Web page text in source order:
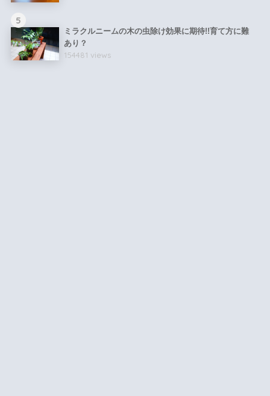
5
ミラクルニームの木の虫除け効果に期待!!育て方に難
あり？
154481 views